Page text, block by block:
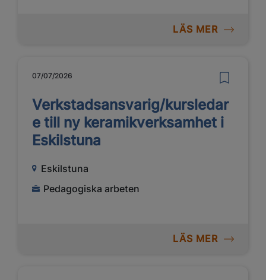
LÄS MER
07/07/2026
Verkstadsansvarig/kursledar
e till ny keramikverksamhet i
Eskilstuna
Eskilstuna
Pedagogiska arbeten
LÄS MER